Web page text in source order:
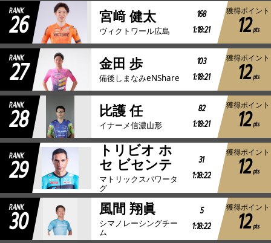
RANK
26 宮﨑 健太
ヴィクトワール広島
168
1:18:21
獲得ポイント
12pts
RANK
27 金田 歩
備後しまなみeNShare
103
1:18:21
獲得ポイント
12pts
RANK
28 比護 任
イナーメ信濃山形
82
1:18:21
獲得ポイント
12pts
RANK
29
トリビオ ホ
セ ビセンテ
マトリックスパワータ
グ
31
1:18:22
獲得ポイント
12pts
RANK
30 風間 翔眞
シマノレーシングチー
ム
5
1:18:22
獲得ポイント
12pts